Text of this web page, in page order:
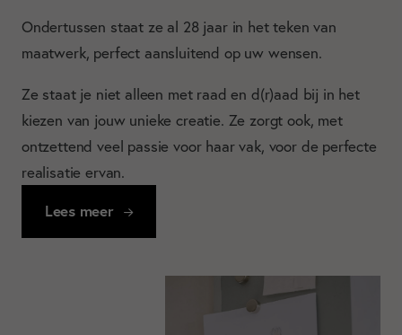
Ondertussen staat ze al 28 jaar in het teken van
maatwerk, perfect aansluitend op uw wensen.
Ze staat je niet alleen met raad en d(r)aad bij in het
kiezen van jouw unieke creatie. Ze zorgt ook, met
ontzettend veel passie voor haar vak, voor de perfecte
realisatie ervan.
Lees meer